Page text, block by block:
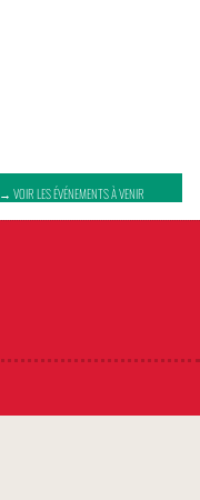
→ VOIR LES ÉVÉNEMENTS À VENIR